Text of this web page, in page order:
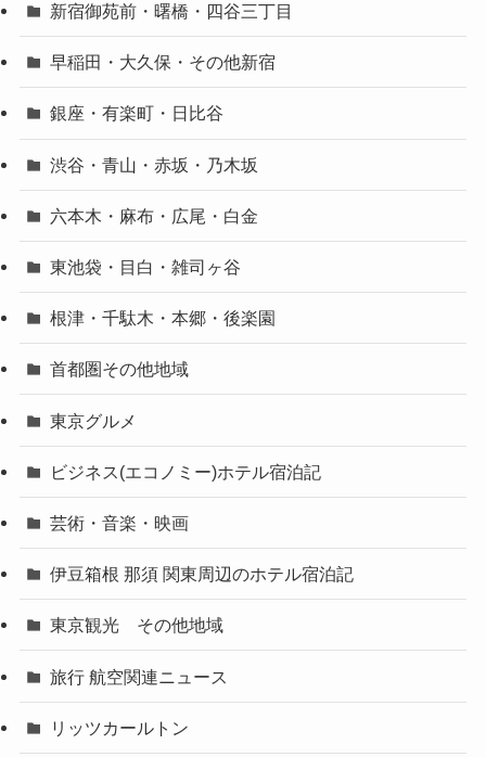
新宿御苑前・曙橋・四谷三丁目
早稲田・大久保・その他新宿
銀座・有楽町・日比谷
渋谷・青山・赤坂・乃木坂
六本木・麻布・広尾・白金
東池袋・目白・雑司ヶ谷
根津・千駄木・本郷・後楽園
首都圏その他地域
東京グルメ
ビジネス(エコノミー)ホテル宿泊記
芸術・音楽・映画
伊豆箱根 那須 関東周辺のホテル宿泊記
東京観光 その他地域
旅行 航空関連ニュース
リッツカールトン